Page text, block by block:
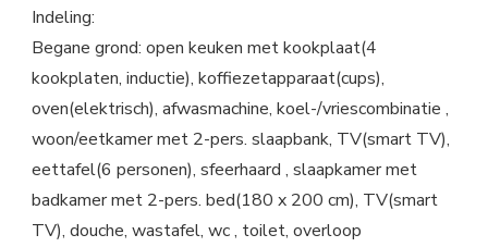
Indeling:
Begane grond: open keuken met kookplaat(4
kookplaten, inductie), koffiezetapparaat(cups),
oven(elektrisch), afwasmachine, koel-/vriescombinatie ,
woon/eetkamer met 2-pers. slaapbank, TV(smart TV),
eettafel(6 personen), sfeerhaard , slaapkamer met
badkamer met 2-pers. bed(180 x 200 cm), TV(smart
TV), douche, wastafel, wc , toilet, overloop